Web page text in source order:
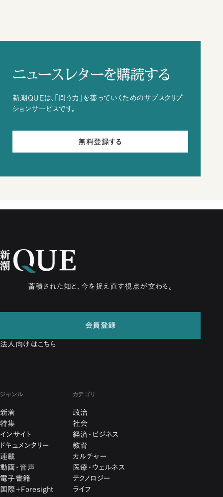
ニュースレターを購読する
新潮QUEは、「問う力」を養っていくためのサブスクリプ
ションサービスです。
無料登録する
蓄積された知と、今を捉え直す視点が交わる。
会員登録
法人向けはこちら
ジャンル
新着
特集
インサイト
ドキュメンタリー
連載
動画・音声
電子書籍
国際+Foresight
カテゴリ
政治
社会
経済・ビジネス
教育
カルチャー
医療・ウェルネス
テクノロジー
ライフ